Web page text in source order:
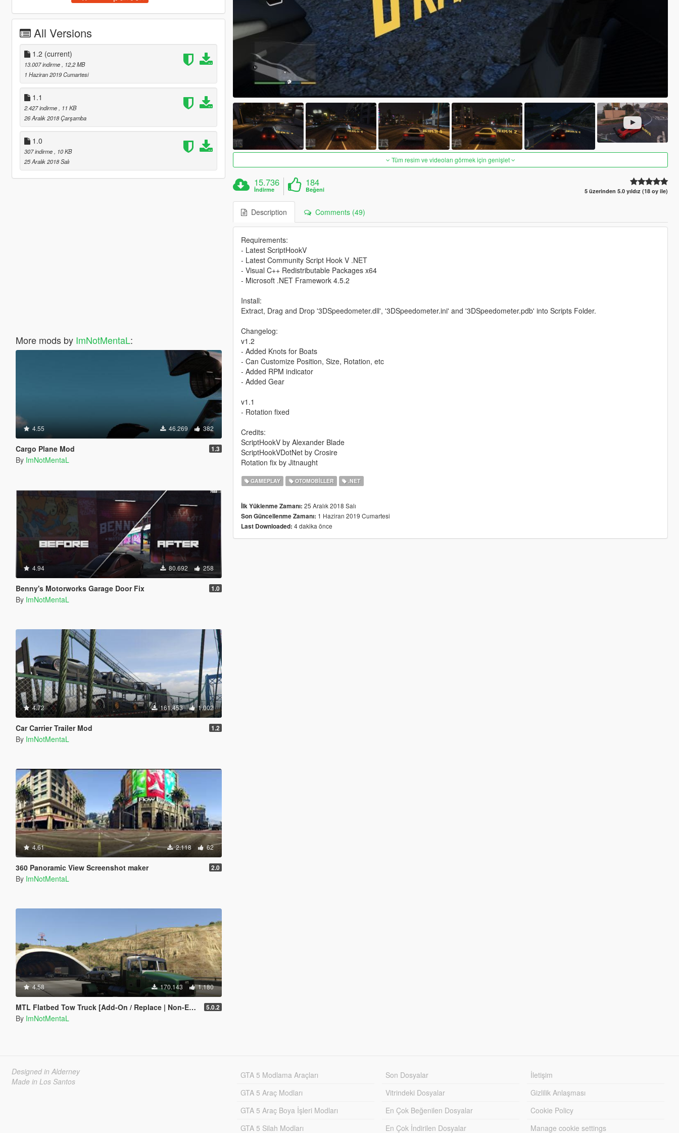
All Versions
1.2 (current)
13.007 indirme
, 12,2 MB
1 Haziran 2019 Cumartesi
1.1
2.427 indirme
, 11 KB
26 Aralık 2018 Çarşamba
1.0
307 indirme
, 10 KB
25 Aralık 2018 Salı
More mods by ImNotMentaL:
4.55 46.269 382
Cargo Plane Mod 1.3
By ImNotMentaL
4.94 80.692 258
Benny's Motorworks Garage Door Fix 1.0
By ImNotMentaL
4.72 161.453 1.002
Car Carrier Trailer Mod 1.2
By ImNotMentaL
4.61 2.118 62
360 Panoramic View Screenshot maker 2.0
By ImNotMentaL
4.58 170.143 1.180
MTL Flatbed Tow Truck [Add-On / Replace | Non-ELS | Liveries | Template] 5.0.2
By ImNotMentaL
Tüm resim ve videoları görmek için genişlet
15.736
İndirme
184
Beğeni 5 üzerinden 5.0 yıldız (18 oy ile)
Description Comments (49)
Requirements:
- Latest ScriptHookV
- Latest Community Script Hook V .NET
- Visual C++ Redistributable Packages x64
- Microsoft .NET Framework 4.5.2
Install:
Extract, Drag and Drop '3DSpeedometer.dll', '3DSpeedometer.ini' and '3DSpeedometer.pdb' into Scripts Folder.
Changelog:
v1.2
- Added Knots for Boats
- Can Customize Position, Size, Rotation, etc
- Added RPM indicator
- Added Gear
v1.1
- Rotation fixed
Credits:
ScriptHookV by Alexander Blade
ScriptHookVDotNet by Crosire
Rotation fix by Jitnaught
GAMEPLAY OTOMOBILLER .NET
İlk Yüklenme Zamanı: 25 Aralık 2018 Salı
Son Güncellenme Zamanı: 1 Haziran 2019 Cumartesi
Last Downloaded: 4 dakika önce
Designed in Alderney
Made in Los Santos
GTA 5 Modlama Araçları
GTA 5 Araç Modları
GTA 5 Araç Boya İşleri Modları
GTA 5 Silah Modları
Son Dosyalar
Vitrindeki Dosyalar
En Çok Beğenilen Dosyalar
En Çok İndirilen Dosyalar
İletişim
Gizlilik Anlaşması
Cookie Policy
Manage cookie settings